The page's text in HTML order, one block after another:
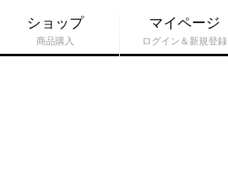
ショップ
商品購入
マイページ
ログイン＆新規登録